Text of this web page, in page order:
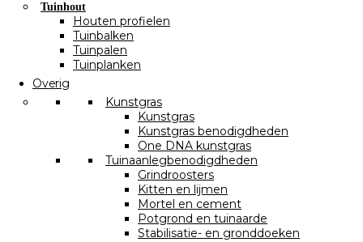
Tuinhout
Houten profielen
Tuinbalken
Tuinpalen
Tuinplanken
Overig
Kunstgras
Kunstgras
Kunstgras benodigdheden
One DNA kunstgras
Tuinaanlegbenodigdheden
Grindroosters
Kitten en lijmen
Mortel en cement
Potgrond en tuinaarde
Stabilisatie- en gronddoeken